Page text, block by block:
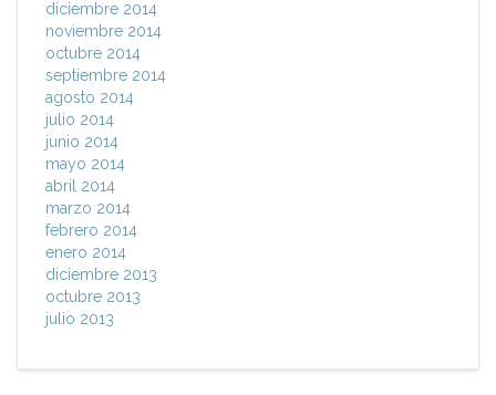
diciembre 2014
noviembre 2014
octubre 2014
septiembre 2014
agosto 2014
julio 2014
junio 2014
mayo 2014
abril 2014
marzo 2014
febrero 2014
enero 2014
diciembre 2013
octubre 2013
julio 2013